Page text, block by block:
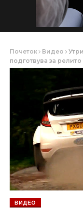
Почеток Видео
подготвува за
ВИДЕО